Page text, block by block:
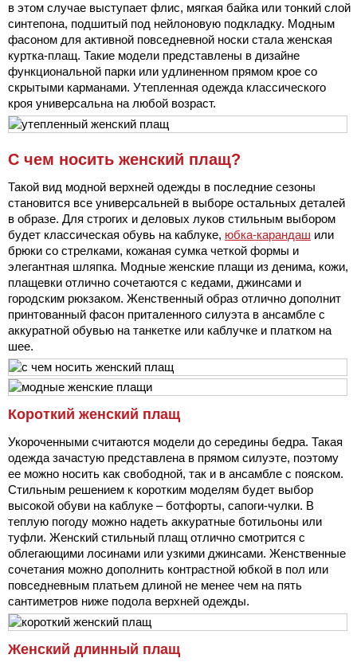
в этом случае выступает флис, мягкая байка или тонкий слой
синтепона, подшитый под нейлоновую подкладку. Модным
фасоном для активной повседневной носки стала женская
куртка-плащ. Такие модели представлены в дизайне
функциональной парки или удлиненном прямом крое со
скрытыми карманами. Утепленная одежда классического
кроя универсальна на любой возраст.
С чем носить женский плащ?
Такой вид модной верхней одежды в последние сезоны
становится все универсальней в выборе остальных деталей
в образе. Для строгих и деловых луков стильным выбором
будет классическая обувь на каблуке, юбка-карандаш или
брюки со стрелками, кожаная сумка четкой формы и
элегантная шляпка. Модные женские плащи из денима, кожи,
плащевки отлично сочетаются с кедами, джинсами и
городским рюкзаком. Женственный образ отлично дополнит
принтованный фасон приталенного силуэта в ансамбле с
аккуратной обувью на танкетке или каблучке и платком на
шее.
Короткий женский плащ
Укороченными считаются модели до середины бедра. Такая
одежда зачастую представлена в прямом силуэте, поэтому
ее можно носить как свободной, так и в ансамбле с пояском.
Стильным решением к коротким моделям будет выбор
высокой обуви на каблуке – ботфорты, сапоги-чулки. В
теплую погоду можно надеть аккуратные ботильоны или
туфли. Женский стильный плащ отлично смотрится с
облегающими лосинами или узкими джинсами. Женственные
сочетания можно дополнить контрастной юбкой в пол или
повседневным платьем длиной не менее чем на пять
сантиметров ниже подола верхней одежды.
Женский длинный плащ